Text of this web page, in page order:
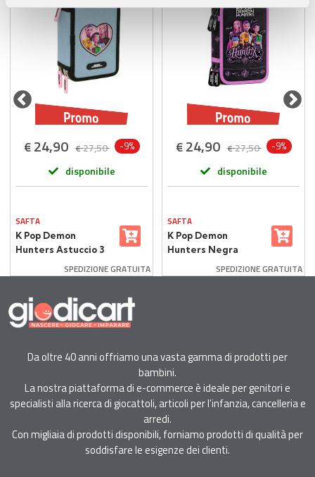
pubblicità e social media, i quali potrebbero combinarle
con altre informazioni che ha fornito loro o che hanno
raccolto dal suo utilizzo dei loro servizi.
€ 24,90 €27,50 -9%
disponibile
SAFTA
K Pop Demon
Hunters Astuccio 3
SPEDIZIONE GRATUITA
€ 24,90 €27,50 -9%
disponibile
SAFTA
K Pop Demon
Hunters Negra
SPEDIZIONE GRATUITA
Da oltre 40 anni offriamo una vasta gamma di prodotti per
bambini.
La nostra piattaforma di e-commerce è ideale per genitori e
specialisti alla ricerca di giocattoli, articoli per l'infanzia, cancelleria e
arredi.
Con migliaia di prodotti disponibili, forniamo prodotti di qualità per
soddisfare le esigenze dei clienti.